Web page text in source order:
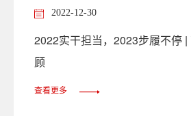
2022-12-30
2022实干担当，2023步履不停
顾
查看更多